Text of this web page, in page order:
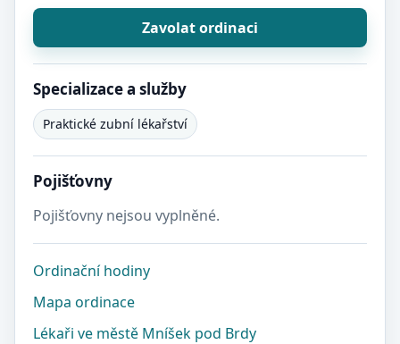
Zavolat ordinaci
Specializace a služby
Praktické zubní lékařství
Pojišťovny
Pojišťovny nejsou vyplněné.
Ordinační hodiny
Mapa ordinace
Lékaři ve městě Mníšek pod Brdy